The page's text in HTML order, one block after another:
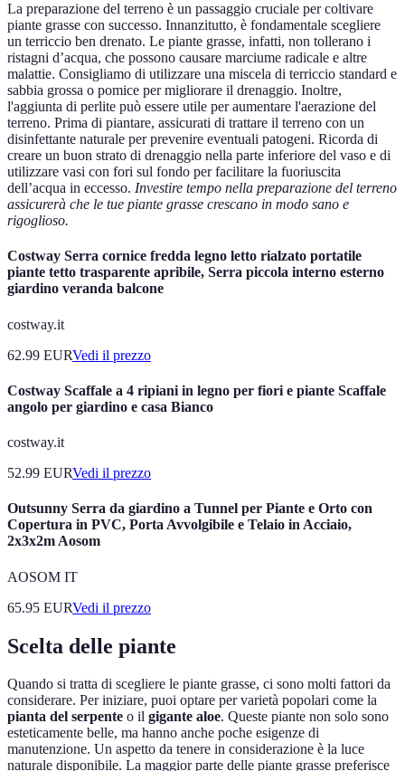
La preparazione del terreno è un passaggio cruciale per coltivare
piante grasse con successo. Innanzitutto, è fondamentale scegliere
un terriccio ben drenato. Le piante grasse, infatti, non tollerano i
ristagni d’acqua, che possono causare marciume radicale e altre
malattie. Consigliamo di utilizzare una miscela di terriccio standard e
sabbia grossa o pomice per migliorare il drenaggio. Inoltre,
l'aggiunta di perlite può essere utile per aumentare l'aerazione del
terreno. Prima di piantare, assicurati di trattare il terreno con un
disinfettante naturale per prevenire eventuali patogeni. Ricorda di
creare un buon strato di drenaggio nella parte inferiore del vaso e di
utilizzare vasi con fori sul fondo per facilitare la fuoriuscita
dell’acqua in eccesso. Investire tempo nella preparazione del terreno
assicurerà che le tue piante grasse crescano in modo sano e
rigoglioso.
Costway Serra cornice fredda legno letto rialzato portatile
piante tetto trasparente apribile, Serra piccola interno esterno
giardino veranda balcone
costway.it
62.99 EURVedi il prezzo
Costway Scaffale a 4 ripiani in legno per fiori e piante Scaffale
angolo per giardino e casa Bianco
costway.it
52.99 EURVedi il prezzo
Outsunny Serra da giardino a Tunnel per Piante e Orto con
Copertura in PVC, Porta Avvolgibile e Telaio in Acciaio,
2x3x2m Aosom
AOSOM IT
65.95 EURVedi il prezzo
Scelta delle piante
Quando si tratta di scegliere le piante grasse, ci sono molti fattori da
considerare. Per iniziare, puoi optare per varietà popolari come la
pianta del serpente o il gigante aloe. Queste piante non solo sono
esteticamente belle, ma hanno anche poche esigenze di
manutenzione. Un aspetto da tenere in considerazione è la luce
naturale disponibile. La maggior parte delle piante grasse preferisce